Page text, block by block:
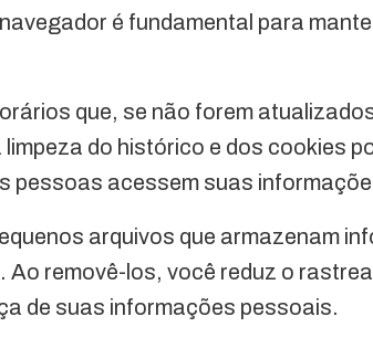
é fundamental para
que, se não forem
do histórico e dos cookies
pessoas acessem suas
arquivos que armazenam
Ao removê-los, você reduz o
de suas informações pessoais.